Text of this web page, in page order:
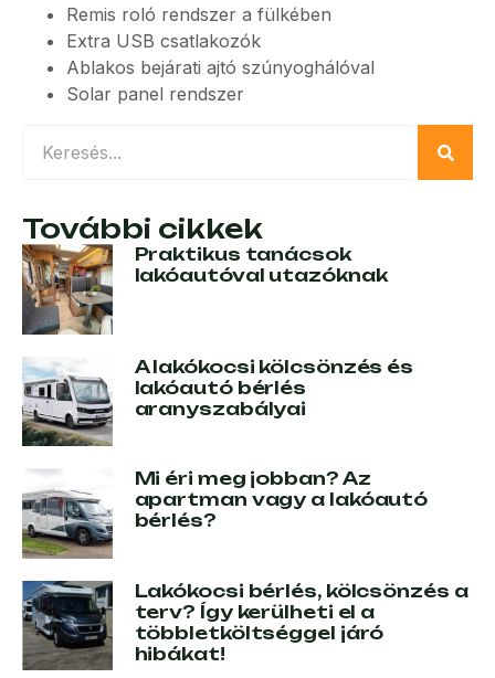
Remis roló rendszer a fülkében
Extra USB csatlakozók
Ablakos bejárati ajtó szúnyoghálóval
Solar panel rendszer
További cikkek
Praktikus tanácsok
lakóautóval utazóknak
A lakókocsi kölcsönzés és
lakóautó bérlés
aranyszabályai
Mi éri meg jobban? Az
apartman vagy a lakóautó
bérlés?
Lakókocsi bérlés, kölcsönzés a
terv? Így kerülheti el a
többletköltséggel járó
hibákat!